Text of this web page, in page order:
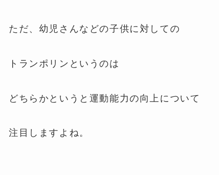
ただ、幼児さんなどの子供に対しての
トランポリンというのは
どちらかというと運動能力の向上について
注目しますよね。